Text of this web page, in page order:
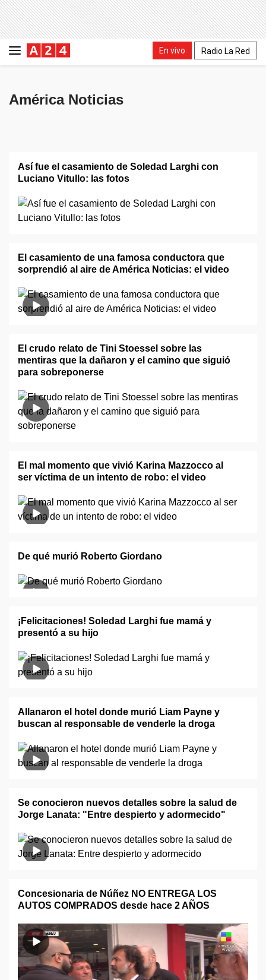
En vivo Radio La Red
América Noticias
Así fue el casamiento de Soledad Larghi con
Luciano Vitullo: las fotos
El casamiento de una famosa conductora que
sorprendió al aire de América Noticias: el video
El crudo relato de Tini Stoessel sobre las
mentiras que la dañaron y el camino que siguió
para sobreponerse
El mal momento que vivió Karina Mazzocco al
ser víctima de un intento de robo: el video
De qué murió Roberto Giordano
¡Felicitaciones! Soledad Larghi fue mamá y
presentó a su hijo
Allanaron el hotel donde murió Liam Payne y
buscan al responsable de venderle la droga
Se conocieron nuevos detalles sobre la salud de
Jorge Lanata: "Entre despierto y adormecido"
Concesionaria de Núñez NO ENTREGA LOS
AUTOS COMPRADOS desde hace 2 AÑOS